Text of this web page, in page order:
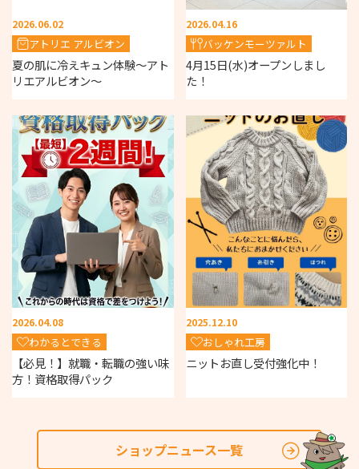
2026.06.02
アトリエ アルビオン
夏の肌に冷えキュン体験～アト
リエアルビオン～
2026.04.16
バッケンモーツァルト
4月15日(水)オープンしまし
た！
2026.04.08
わかるとできる
【必見！】就職・転職の強い味
方！資格取得パック
2025.12.10
おしゃれ工房
ニットお直し受付強化中！
ショップニュース一覧